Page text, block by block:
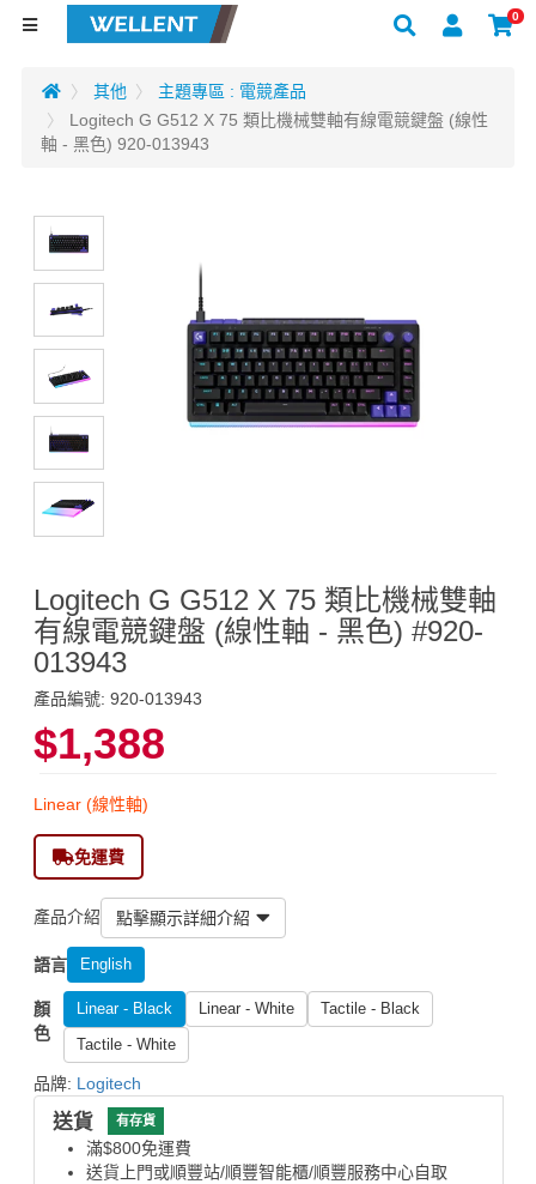
0
其他
主題專區 : 電競產品
Logitech G G512 X 75 類比機械雙軸有線電競鍵盤 (線性
軸 - 黑色) 920-013943
Logitech G G512 X 75 類比機械雙軸
有線電競鍵盤 (線性軸 - 黑色) #920-
013943
產品編號: 920-013943
$1,388
Linear (線性軸)
免運費
產品介紹 點擊顯示詳細介紹
語言 English
顏
色
Linear - Black Linear - White
Tactile - Black
Tactile - White
品牌: Logitech
送貨 有存貨
滿$800免運費
送貨上門或順豐站/順豐智能櫃/順豐服務中心自取